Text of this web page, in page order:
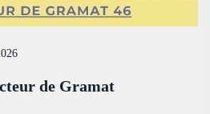
de Gramat